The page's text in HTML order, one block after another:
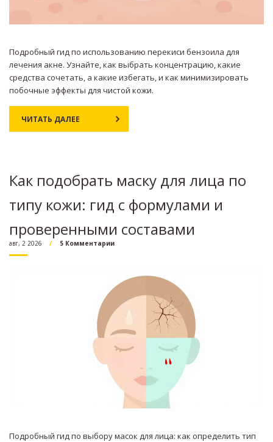
Подробный гид по использованию перекиси бензоила для
лечения акне. Узнайте, как выбрать концентрацию, какие
средства сочетать, а какие избегать, и как минимизировать
побочные эффекты для чистой кожи.
ЧИТАТЬ ДАЛЕЕ
Как подобрать маску для лица по
типу кожи: гид с формулами и
проверенными составами
авг, 2 2026 5 Комментарии
Подробный гид по выбору масок для лица: как определить тип